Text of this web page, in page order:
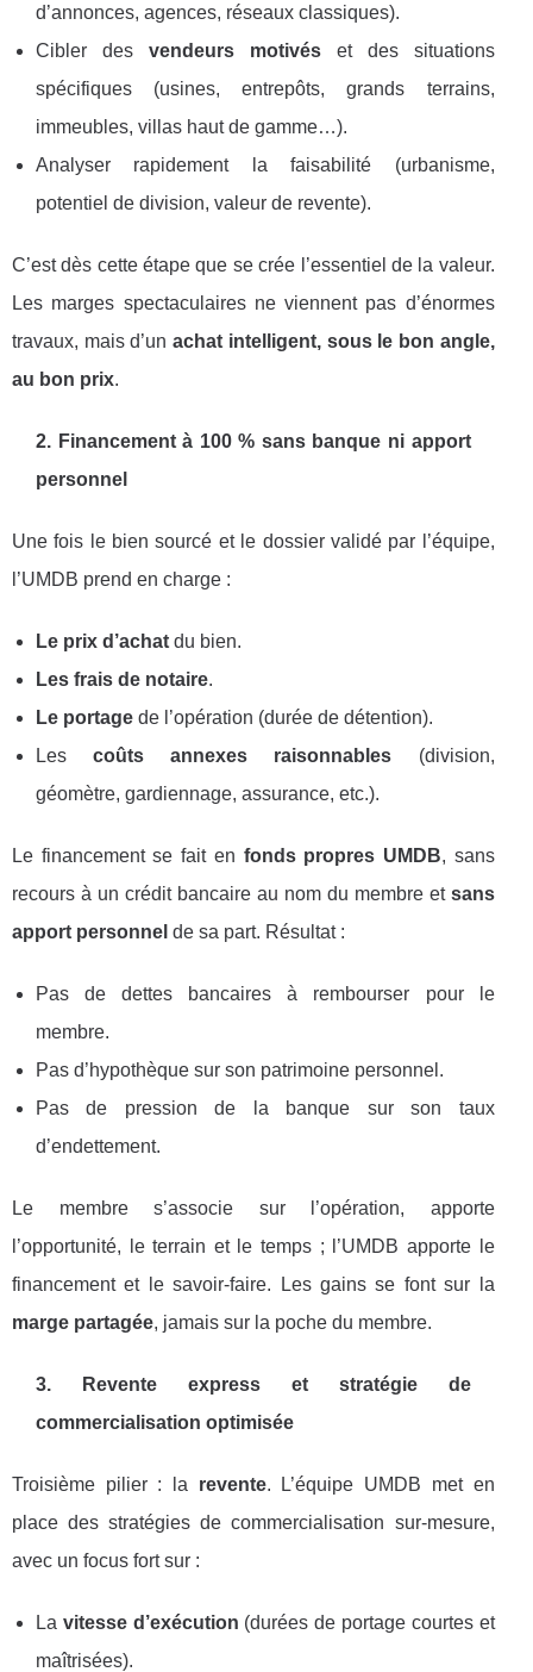
d’annonces, agences, réseaux classiques).
Cibler des vendeurs motivéset des situations
spécifiques (usines, entrepôts, grands terrains,
immeubles, villas haut de gamme…).
Analyser rapidement la faisabilité (urbanisme,
potentiel de division, valeur de revente).
C’est dès cette étape que se crée l’essentiel de la valeur.
Les marges spectaculaires ne viennent pas d’énormes
travaux, mais d’unachat intelligent, sous le bon angle,
au bon prix.
2. Financement à 100 % sans banque ni apport
personnel
Une fois le bien sourcé et le dossier validé par l’équipe,
l’UMDB prend en charge :
Le prix d’achat du bien.
Les frais de notaire.
Le portage de l’opération (durée de détention).
Lescoûts annexes raisonnables (division,
géomètre, gardiennage, assurance, etc.).
Le financement se fait en fonds propres UMDB, sans
recours à un crédit bancaire au nom du membre et sans
apport personnel de sa part. Résultat :
Pas de dettes bancaires à rembourser pour le
membre.
Pas d’hypothèque sur son patrimoine personnel.
Pas de pression de la banque sur son taux
d’endettement.
Le membre s’associe sur l’opération, apporte
l’opportunité, le terrain et le temps ; l’UMDB apporte le
financement et le savoir-faire. Les gains se font sur la
marge partagée, jamais sur la poche du membre.
3. Revente express et stratégie de
commercialisation optimisée
Troisième pilier : la revente. L’équipe UMDB met en
place des stratégies de commercialisation sur-mesure,
avec un focus fort sur :
La vitesse d’exécution (durées de portage courtes et
maîtrisées).